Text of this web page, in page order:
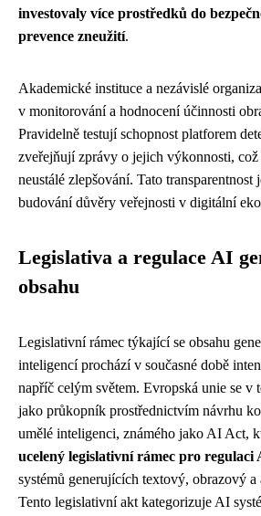
investovaly více prostředků do
prevence zneužití.
Akademické instituce a nezávislé
v monitorování a hodnocení účinnosti
Pravidelně testují schopnost platforem
zveřejňují zprávy o jejich výkonnosti,
neustálé zlepšování. Tato transparentnost
budování důvěry veřejnosti v digitální
Legislativa a regulace AI
obsahu
Legislativní rámec týkající se obsahu
inteligencí prochází v současné době
napříč celým světem. Evropská unie se v
jako průkopník prostřednictvím návrhu
umělé inteligenci, známého jako AI Act,
ucelený legislativní rámec pro regulaci
systémů generujících textový, obrazový
Tento legislativní akt kategorizuje AI